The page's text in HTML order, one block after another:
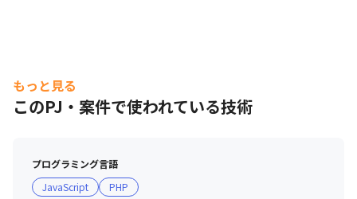
もっと見る
このPJ・案件で使われている技術
プログラミング言語
JavaScript
PHP